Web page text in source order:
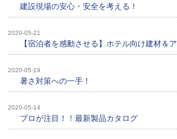
建設現場の安心・安全を考える！
2020-05-21
【宿泊者を感動させる】ホテル向け建材＆
2020-05-19
暑さ対策への一手！
2020-05-14
プロが注目！！最新製品カタログ